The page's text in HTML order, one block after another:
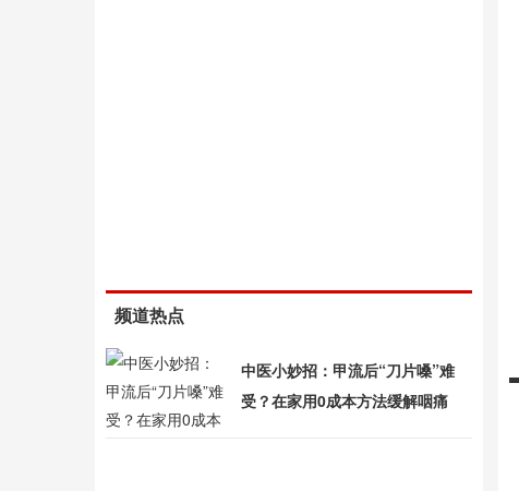
频道热点
中医小妙招：甲流后“刀片嗓”难
受？在家用0成本方法缓解咽痛